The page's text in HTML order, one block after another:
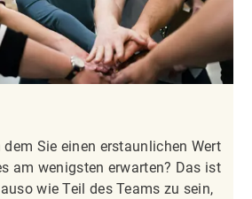
Sie einen erstaunlichen Wert
am wenigsten erwarten? Das ist
wie Teil des Teams zu sein,